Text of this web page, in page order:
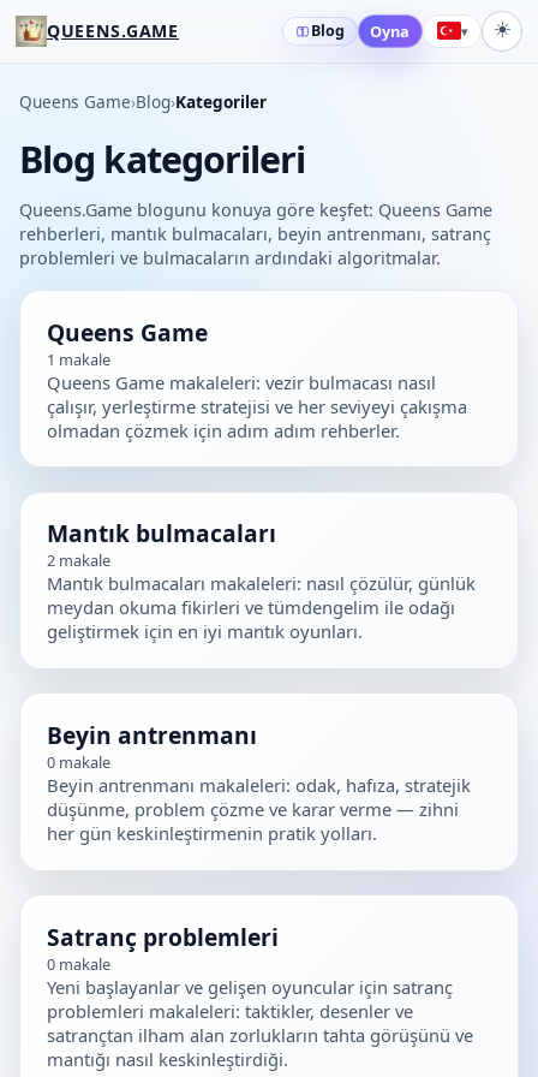
QUEENS.GAME Blog Oyna ▾ ☀️
Queens Game›Blog›Kategoriler
Blog kategorileri
Queens.Game blogunu konuya göre keşfet: Queens Game
rehberleri, mantık bulmacaları, beyin antrenmanı, satranç
problemleri ve bulmacaların ardındaki algoritmalar.
Queens Game
1 makale
Queens Game makaleleri: vezir bulmacası nasıl
çalışır, yerleştirme stratejisi ve her seviyeyi çakışma
olmadan çözmek için adım adım rehberler.
Mantık bulmacaları
2 makale
Mantık bulmacaları makaleleri: nasıl çözülür, günlük
meydan okuma fikirleri ve tümdengelim ile odağı
geliştirmek için en iyi mantık oyunları.
Beyin antrenmanı
0 makale
Beyin antrenmanı makaleleri: odak, hafıza, stratejik
düşünme, problem çözme ve karar verme — zihni
her gün keskinleştirmenin pratik yolları.
Satranç problemleri
0 makale
Yeni başlayanlar ve gelişen oyuncular için satranç
problemleri makaleleri: taktikler, desenler ve
satrançtan ilham alan zorlukların tahta görüşünü ve
mantığı nasıl keskinleştirdiği.